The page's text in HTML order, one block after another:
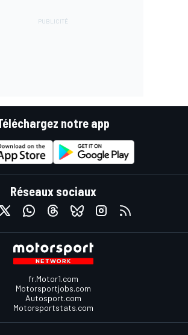
notre app
Réseaux sociaux
fr.Motor1.com
Motorsportjobs.com
Autosport.com
Motorsportstats.com